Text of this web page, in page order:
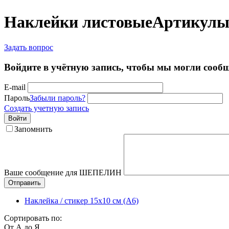
Наклейки листовые
Задать вопрос
Войдите в учётную запись, чтобы мы могли
E-mail
ПарольЗабыли пароль?
Создать учетную запись
Войти
Запомнить
Ваше сообщение для ШЕПЕЛИН
Отправить
Наклейка / стикер 15х10 см (А6)
Сортировать по: